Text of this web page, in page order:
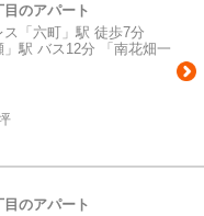
のアパート
「六町」駅 徒歩7分
駅 バス12分 「南花畑一
のアパート